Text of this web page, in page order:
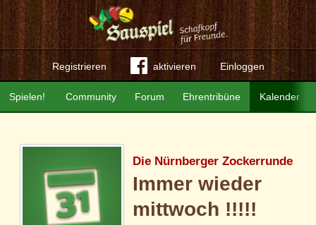
Registrieren aktivieren Einloggen
Community Forum Ehrentribüne Kalender
Spielen!
Die Nürnberger Zockerrunde
Immer wieder
mittwoch !!!!!